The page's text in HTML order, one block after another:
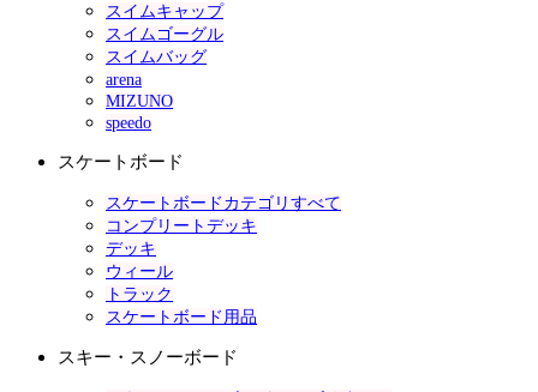
スイムキャップ
スイムゴーグル
スイムバッグ
arena
MIZUNO
speedo
スケートボード
スケートボードカテゴリすべて
コンプリートデッキ
デッキ
ウィール
トラック
スケートボード用品
スキー・スノーボード